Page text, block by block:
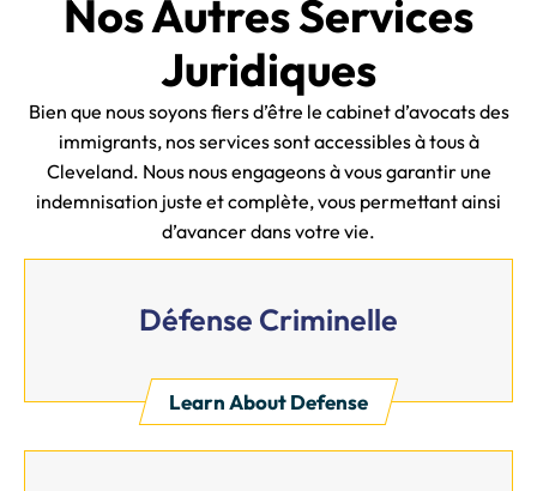
Nos Autres Services
Juridiques
Bien que nous soyons fiers d’être le cabinet d’avocats des
immigrants, nos services sont accessibles à tous à
Cleveland. Nous nous engageons à vous garantir une
indemnisation juste et complète, vous permettant ainsi
d’avancer dans votre vie.
Défense Criminelle
Learn About Defense